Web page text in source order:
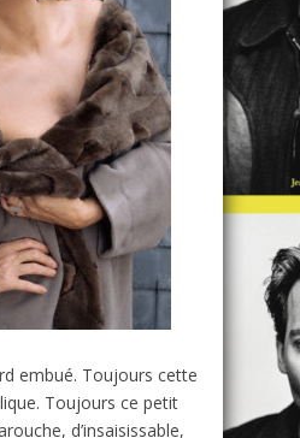
embué. Toujours cette
Toujours ce petit
d’insaisissable,